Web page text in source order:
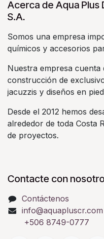
Acerca de Aqua
S.A.
Somos una empresa
químicos y accesorios
Nuestra empresa
construcción de
jacuzzis y diseños en
Desde el 2012 hemos
alrededor de toda Costa
de proyectos.
Contacte con
Contáctenos
info@aquapluscr.com
+506 8749-0777